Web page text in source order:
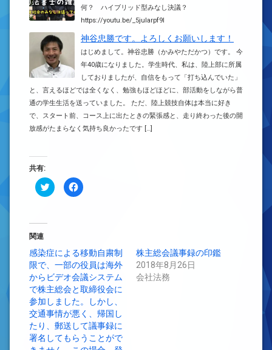
何？ ハイブリッド型みなし決議？
https://youtu.be/_5juIarpf9I
神谷忠勝です。よろしくお願いします！
はじめまして。神谷忠勝（かみやただかつ）です。 今
年40歳になりました。学生時代、私は、陸上部に所属
しておりましたが、自信をもって「打ち込んでいた」
と、言えるほどでは全くなく、勉強もほどほどに、部活動をしながら普
通の学生生活を送っていました。 ただ、陸上競技自体は本当に好き
で、スタート前、コース上に出たときの緊張感と、走り終わった後の開
放感がたまらなく気持ち良かったです […]
共有:
ク
リ
有
(新
し
い
ウ
ィ
ン
ド
ウ
で
開
き
ま
す)
Facebook
で
リ
ッ
ク
し
て
く
だ
さ
い
(新
し
い
ウ
ィ
関連
感染症による移動自粛制
限で、一部の役員は海外
からビデオ会議システム
で株主総会と取締役会に
参加しました。しかし、
交通事情が悪く、帰国し
たり、郵送して議事録に
署名してもらうことがで
株主総会議事録の印鑑
2018年8月26日
会社法務